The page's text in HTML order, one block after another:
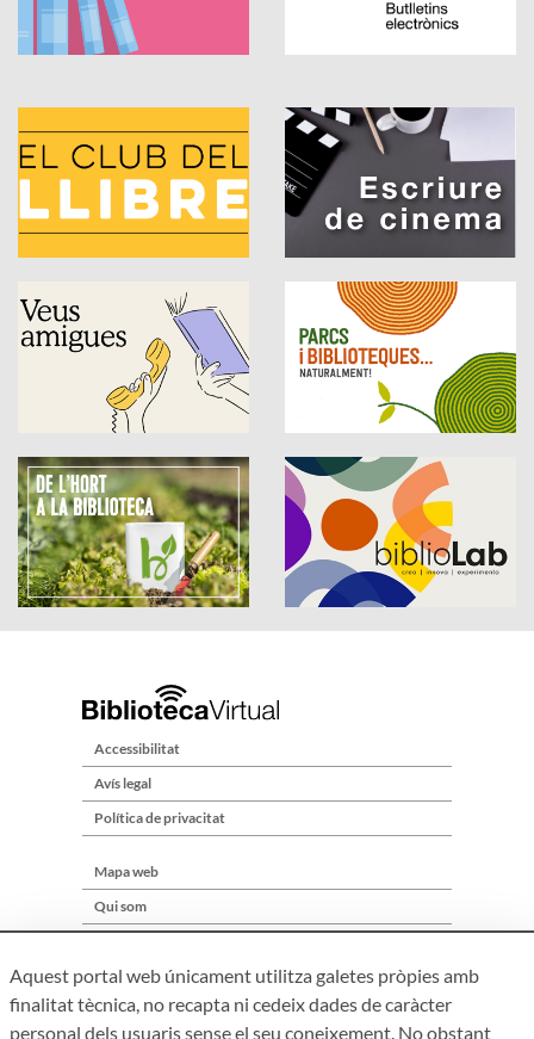
Accessibilitat
Avís legal
Política de privacitat
Mapa web
Qui som
Aquest portal web únicament utilitza galetes pròpies amb
finalitat tècnica, no recapta ni cedeix dades de caràcter
personal dels usuaris sense el seu coneixement. No obstant